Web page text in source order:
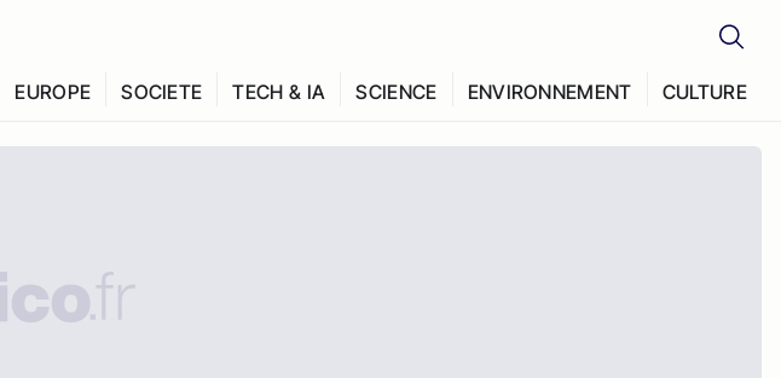
EUROPE SOCIETE TECH & IA SCIENCE ENVIRONNEMENT CULTURE